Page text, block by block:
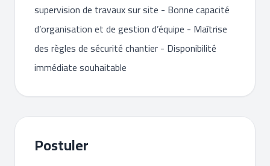
supervision de travaux sur site - Bonne capacité
d’organisation et de gestion d’équipe - Maîtrise
des règles de sécurité chantier - Disponibilité
immédiate souhaitable
Postuler